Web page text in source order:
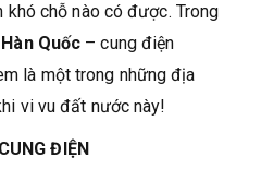
chỗ nào có được. Trong
Quốc – cung điện
là một trong những địa
vi vu đất nước này!
ĐIỆN